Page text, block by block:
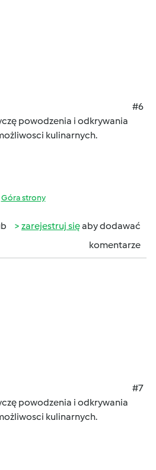
#6
powodzenia i odkrywania
kulinarnych.
Góra strony
zarejestruj sięaby dodawać
komentarze
#7
powodzenia i odkrywania
kulinarnych.